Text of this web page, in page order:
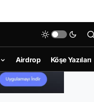
Airdrop Köşe Yazıları